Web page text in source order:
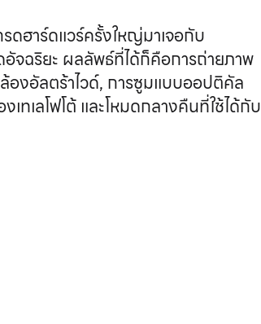
รดฮาร์ดแวร์ครั้งใหญ่มาเจอกับ
จฉริยะ ผลลัพธ์ที่ได้ก็คือการถ่ายภาพ
องอัลตร้าไวด์, การซูมแบบออปติคัล
งเทเลโฟโต้และโหมดกลางคืนที่ใช้ได้กับ